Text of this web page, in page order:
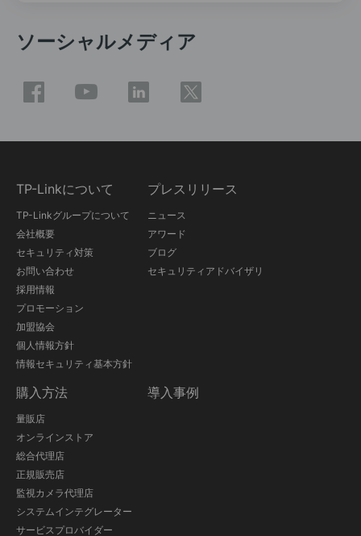
ソーシャルメディア
TP-Linkについて
TP-Linkグループについて
会社概要
セキュリティ対策
お問い合わせ
採用情報
プロモーション
加盟協会
個人情報方針
情報セキュリティ基本方針
プレスリリース
ニュース
アワード
ブログ
セキュリティアドバイザリ
購入方法
量販店
オンラインストア
総合代理店
正規販売店
監視カメラ代理店
システムインテグレーター
サービスプロバイダー
導入事例